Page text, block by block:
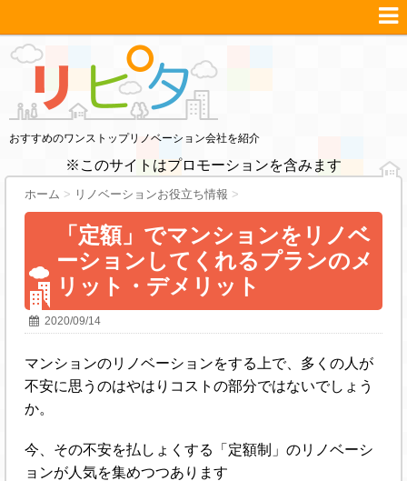
おすすめのワンストップリノベーション会社を紹介
※このサイトはプロモーションを含みます
ホーム > リノベーションお役立ち情報 >
「定額」でマンションをリノベ
ーションしてくれるプランのメ
リット・デメリット
2020/09/14
マンションのリノベーションをする上で、多くの人が
不安に思うのはやはりコストの部分ではないでしょう
か。
今、その不安を払しょくする「定額制」のリノベーシ
ョンが人気を集めつつあります